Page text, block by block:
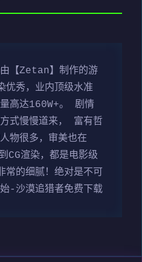
【Zetan】制作的游
优秀，业内顶级水准
高达160W+。 剧情
式慢慢道来， 富有哲
物很多，审美也在
CG渲染，都是电影级
的细腻！绝对是不可
-沙漠追猎者免费下载